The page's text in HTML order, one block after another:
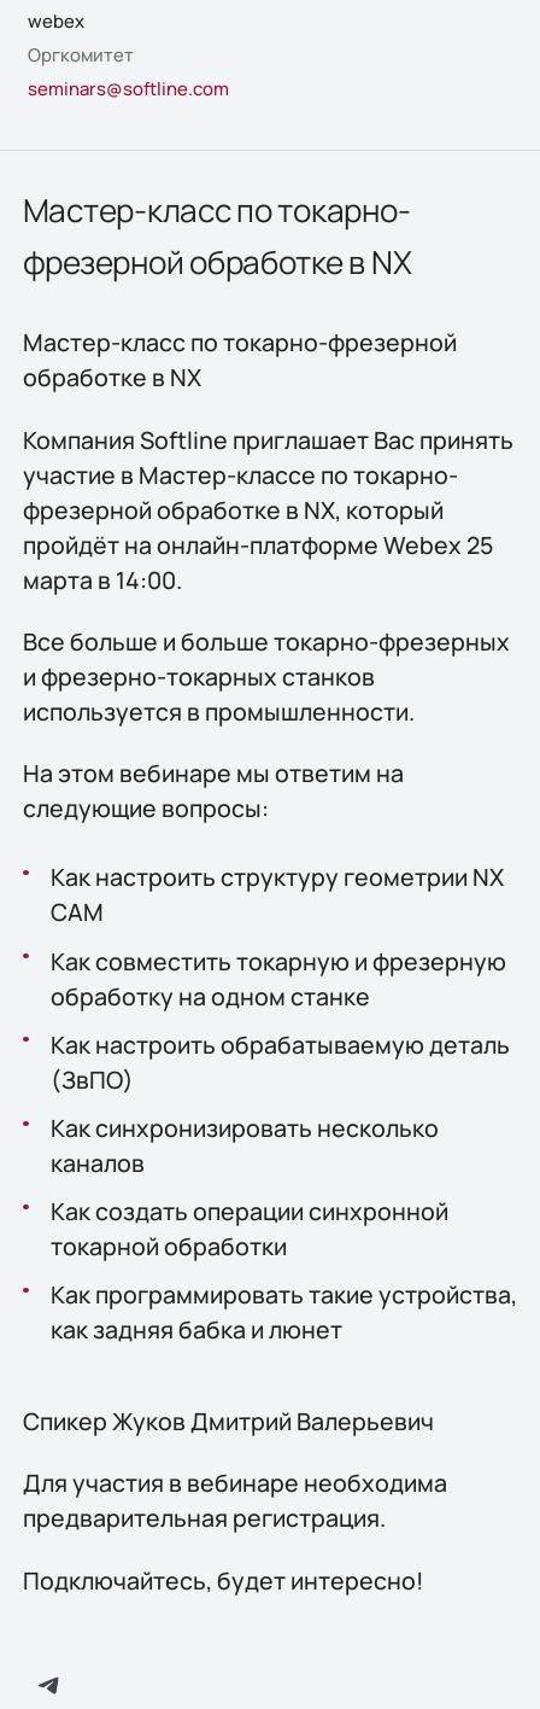
webex
Оргкомитет
seminars@softline.com
Мастер-класс по токарно-
фрезерной обработке в NX
Мастер-класс по токарно-фрезерной
обработке в NX
Компания Softline приглашает Вас принять
участие в Мастер-классе по токарно-
фрезерной обработке в NX, который
пройдёт на онлайн-платформе Webex 25
марта в 14:00.
Все больше и больше токарно-фрезерных
и фрезерно-токарных станков
используется в промышленности.
На этом вебинаре мы ответим на
следующие вопросы:
Как настроить структуру геометрии NX
CAM
Как совместить токарную и фрезерную
обработку на одном станке
Как настроить обрабатываемую деталь
(ЗвПО)
Как синхронизировать несколько
каналов
Как создать операции синхронной
токарной обработки
Как программировать такие устройства,
как задняя бабка и люнет
Спикер Жуков Дмитрий Валерьевич
Для участия в вебинаре необходима
предварительная регистрация.
Подключайтесь, будет интересно!